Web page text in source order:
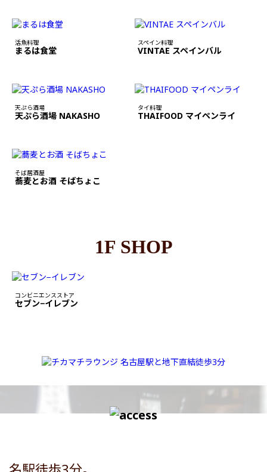
活魚料理
まるは食堂
スペイン料理
VINTAE スペインバル
天ぷら酒場
天ぷら酒場 NAKASHO
タイ料理
THAIFOOD マイペンライ
そば居酒屋
蕎麦とお酒 そばちょこ
1F SHOP
コンビニエンスストア
セブン−イレブン